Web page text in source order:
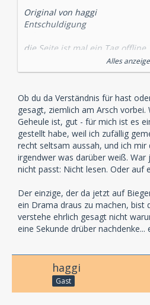
Original von haggi
Entschuldigung
die Seite ist mal ein Tag offline
Und schon geht das "Geheule"
Dafür habe ich persönlich kein
mal eine Woche oder länger
aber ein Tag?
Aber ich kann demnächst den
eröffnen,für alle
möchten,wenn mal eine
offline ist
oder vielleicht
Missing Hörspielseite gesucht ,
digitalen Netz
Alles
Ob du da Verständnis für hast
gesagt, ziemlich am Arsch vorbei.
Geheule ist, gut - für mich ist es
gestellt habe, weil ich zufällig
recht seltsam aussah, und ich mir
irgendwer was darüber weiß. War
nicht passt: Nicht lesen. Oder auf
Der einzige, der da jetzt auf
ein Drama draus zu machen, bist
verstehe ehrlich gesagt nicht
eine Sekunde drüber nachdenke...
haggi
Gast